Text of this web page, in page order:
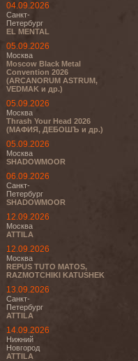
04.09.2026
Санкт-
Петербург
EL MENTAL
05.09.2026
Москва
Moscow Black Metal
Convention 2026
(ARCANORUM ASTRUM,
VEDMAK и др.)
05.09.2026
Москва
Thrash Your Head 2026
(МАФИЯ, ДЕБОШЪ и др.)
05.09.2026
Москва
SHADOWMOOR
06.09.2026
Санкт-
Петербург
SHADOWMOOR
12.09.2026
Москва
ATTILA
12.09.2026
Москва
REPUS TUTO MATOS,
RAZMOTCHIKI KATUSHEK
13.09.2026
Санкт-
Петербург
ATTILA
14.09.2026
Нижний
Новгород
ATTILA